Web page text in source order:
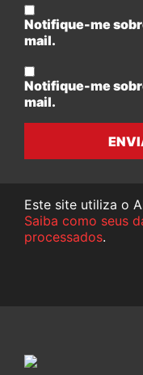
Notifique-me
mail.
Notifique-me
mail.
Este site utiliza o
Saiba como seus
processados.